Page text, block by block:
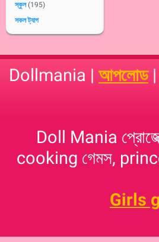
স্কুল (195)
সকল ট্যাগ
Dollmania | আপলোড
Doll Mania
cooking গেমস,
Girls